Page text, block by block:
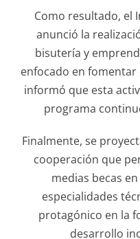
Como resultado, el
anunció la
bisutería y
enfocado en fomentar
informó que esta
programa
Finalmente, se
cooperación que
medias becas
especialidades
protagónico en la
desarrollo